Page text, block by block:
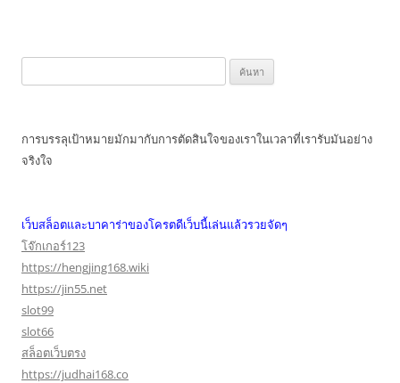
สำหรับ:
การบรรลุเป้าหมายมักมากับการตัดสินใจของเราในเวลาที่เรารับมันอย่าง
จริงใจ
เว็บสล็อตและบาคาร่าของโครตดีเว็บนี้เล่นแล้วรวยจัดๆ
โจ๊กเกอร์123
https://hengjing168.wiki
https://jin55.net
slot99
slot66
สล็อตเว็บตรง
https://judhai168.co